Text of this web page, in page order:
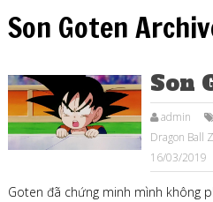
Son Goten
Son
admin
Dragon Ball Z
16/03/2019
Goten đã chứng minh mình không